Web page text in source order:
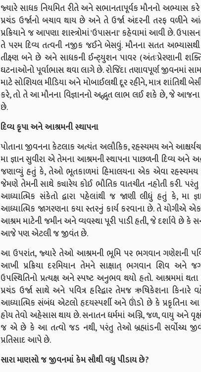
જ્યારે સાધક નિયમિત રીતે અને સભાનતાપૂર્વક મૌનનો અભ્યાસ કરે
પ્રચંડ ઉર્જાનો બચાવ થાય છે અને તે ઉર્જા અંદરની તરફ વળીને
પ્રક્રિયાને જ આપણા શાસ્ત્રોમાં 'ઉપાસના' કહેવામાં આવી છે.
તે પરમ દિવ્ય તત્વની નજીક જઈને બેસવું. મૌનના સતત
તીક્ષ્ણ બને છે અને સાધકની ઈન્ટ્યુશન પાવર (અંતઃપ્રેરણાની
ઘટનાઓનો પૂર્વાભાસ થવા લાગે છે. રોજિંદા તણાવપૂર્ણ જીવનમાં
માટે સોશિયલ મીડિયા અને મોબાઈલથી દૂર રહીને, માત્ર શાંતિથી
કરે, તો તે આ મૌનના વિજ્ઞાનનો અદ્ભુત લાભ લઈ શકે છે, જે આજના
છે.
દિવ્ય કૃપા અને આશ્રમની સ્થાપના
પોતાના જીવનના કેટલાક અત્યંત અલૌકિક, રહસ્યમય અને
મા જ્ઞાન સુવીરા એ તેમના આશ્રમની સ્થાપના પાછળની દિવ્ય અને
જણાવ્યું હતું કે, તેઓ ભૂતકાળમાં હિમાલયના એક એવા રહસ્યમય
જેમણે તેમની સાથે ક્યારેય કોઈ ભૌતિક વાતચીત નહોતી કરી. પરંતુ
આધ્યાત્મિક સંકેતો દ્વારા પહેલાંથી જ જાણી લીધું હતું કે, મા
આધ્યાત્મિક જાગરણના કયા સ્તરનું કાર્ય કરવાના છે. તે યોગીએ
આશ્રમ માટેની જમીન અને વ્યવસ્થા પૂરી પાડી હતી, જે દર્શાવે છે કે
આજે પણ એટલી જ જીવંત છે.
આ ઉપરાંત, જ્યારે તેઓ આશ્રમની ભૂમિ પર ભગવાન ગણેશની પવિત્ર
આખી પ્રક્રિયા દરમિયાન તેમને સાક્ષાત્ ભગવાન શિવ અને
ઉપસ્થિતિનો પ્રત્યક્ષ અને સ્પષ્ટ અનુભવ થયો હતો. આશ્રમમાં થતા
પ્રચંડ ઉર્જા સાથે અને પવિત્ર હરિદ્વાર તેમજ ઋષિકેશના
આધ્યાત્મિક સંબંધ એટલો હૃદયસ્પર્શી અને ઊંડો છે કે પ્રકૃતિના આ
હોય તેવો અહેસાસ થાય છે. સનાતન ધર્મમાં અગ્નિ, જળ, વાયુ અને
જ એ છે કે આ તત્વો જડ નથી, પરંતુ તેઓ બ્રહ્માંડની સર્વોચ્ચ
પ્રતિસાદ આપે છે.
સારા માણસો જ જીવનમાં કેમ સૌથી વધુ પીડાય છે?